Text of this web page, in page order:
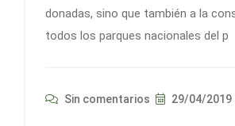
donadas, sino que también a la
todos los parques nacionales del p
Sin comentarios 29/04/2019